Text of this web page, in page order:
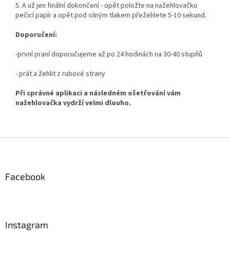
5. A už jen finální dokončení - opět položte na nažehlovačku
pečicí papír a opět pod silným tlakem přežehlete 5-10 sekund.
Doporučení:
-první praní doporučujeme až po 24 hodinách na 30-40 stupňů
- prát a žehlit z rubové strany
Při správné aplikaci a následném ošetřování vám
nažehlovačka vydrží velmi dlouho.
Facebook
Instagram